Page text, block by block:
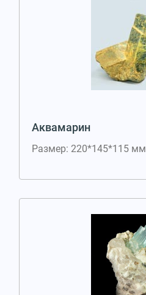
Аквамарин
Размер: 220*145*115 мм